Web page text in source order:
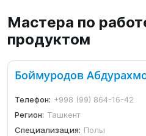
Мастера по
продуктом
Боймуродов
Телефон: +998 (99) 864-16-42
Регион: Ташкент
Специализация: Полы